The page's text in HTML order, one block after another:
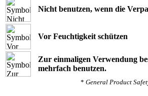
Nicht benutzen, wenn die
Vor Feuchtigkeit schützen
Zur einmaligen Verwendung
mehrfach benutzen.
* General Product